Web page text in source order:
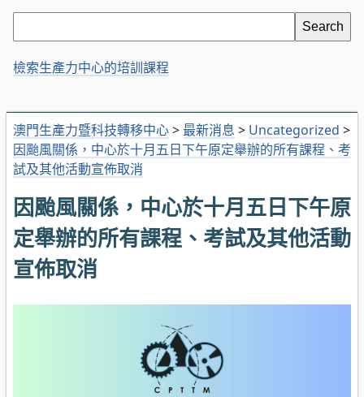
澳門生產力暨科技轉移中心> 最新消息 > Uncategorized >
因颱風關係，中心於十月五日下午原定舉辦的所有課程、考
試及其他活動宣佈取消
因颱風關係，中心於十月五日下午原
定舉辦的所有課程、考試及其他活動
宣佈取消
檢索生產力中心的培訓課程